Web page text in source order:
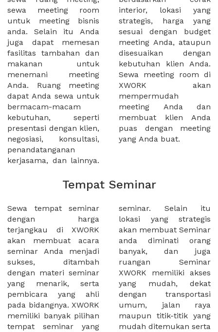
sewa meeting room
untuk meeting bisnis
anda. Selain itu Anda
juga dapat memesan
fasilitas tambahan dan
makanan untuk
menemani meeting
Anda. Ruang meeting
dapat Anda sewa untuk
bermacam-macam
kebutuhan, seperti
presentasi dengan klien,
negosiasi, konsultasi,
penandatanganan
kerjasama, dan lainnya.
interior, lokasi yang
strategis, harga yang
sesuai dengan budget
meeting Anda, ataupun
disesuaikan dengan
kebutuhan klien Anda.
Sewa meeting room di
XWORK akan
mempermudah
meeting Anda dan
membuat klien Anda
puas dengan meeting
yang Anda buat.
Tempat Seminar
Sewa tempat seminar
dengan harga
terjangkau di XWORK
akan membuat acara
seminar Anda menjadi
sukses, ditambah
dengan materi seminar
yang menarik, serta
pembicara yang ahli
pada bidangnya. XWORK
memiliki banyak pilihan
tempat seminar yang
seminar. Selain itu
lokasi yang strategis
akan membuat Seminar
anda diminati orang
banyak, dan juga
ruangan Seminar
XWORK memiliki akses
yang mudah, dekat
dengan transportasi
umum, jalan raya
maupun titik-titik yang
mudah ditemukan serta